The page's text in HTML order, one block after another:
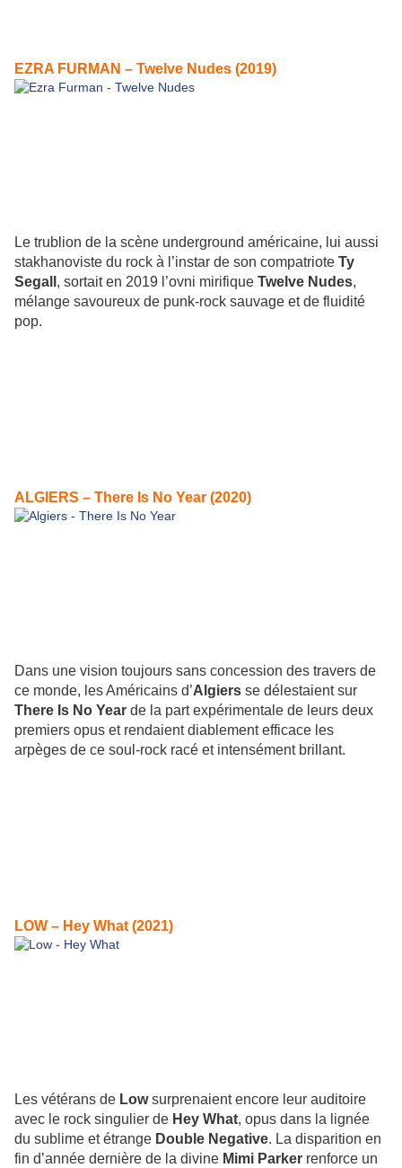
EZRA FURMAN – Twelve Nudes (2019)
Le trublion de la scène underground américaine, lui aussi
stakhanoviste du rock à l’instar de son compatriote Ty
Segall , sortait en 2019 l’ovni mirifique Twelve Nudes,
mélange savoureux de punk-rock sauvage et de fluidité
pop.
ALGIERS – There Is No Year (2020)
Dans une vision toujours sans concession des travers de
ce monde, les Américains d’Algiers se délestaient sur
There Is No Year de la part expérimentale de leurs deux
premiers opus et rendaient diablement efficace les
arpèges de ce soul-rock racé et intensément brillant.
LOW – Hey What (2021)
Les vétérans de Lowsurprenaient encore leur auditoire
avec le rock singulier de Hey What, opus dans la lignée
du sublime et étrange Double Negative. La disparition en
fin d’année dernière de la divine Mimi Parker renforce un